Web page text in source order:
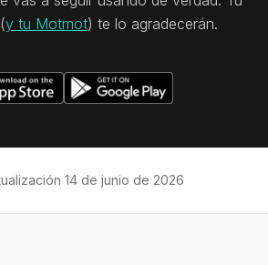
y tu Motmot) te lo agradecerán.
14 de junio de 2026